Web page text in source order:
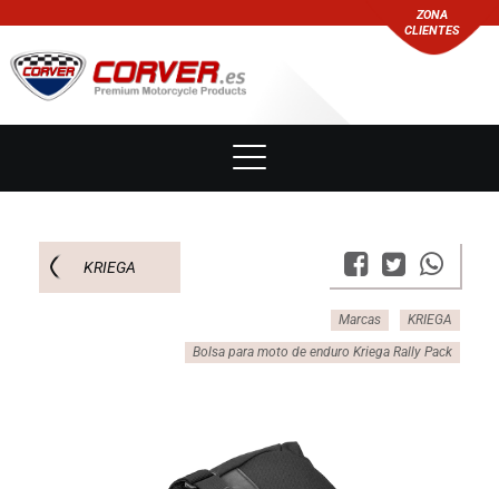
ZONA
CLIENTES
KRIEGA
Marcas KRIEGA
Bolsa para moto de enduro Kriega Rally Pack